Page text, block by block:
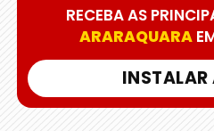
RECEBA AS
ARARAQUARA